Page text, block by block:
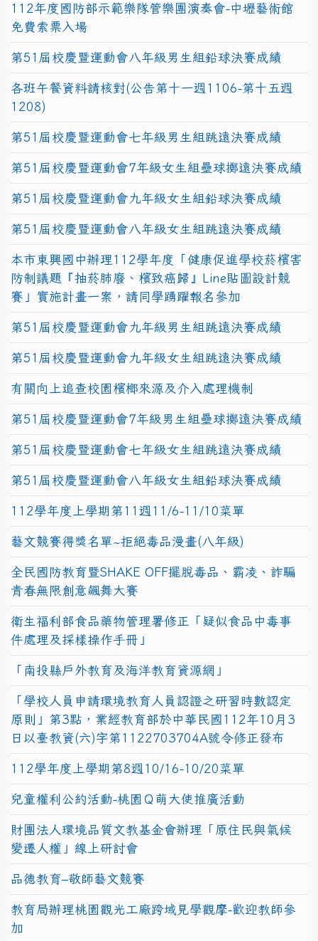
112年度國防部示範樂隊管樂團演奏會-中壢藝術館
免費索票入場
第51屆校慶暨運動會八年級男生組鉛球決賽成績
各班午餐資料請核對(公告第十一週1106-第十五週
1208)
第51屆校慶暨運動會七年級男生組跳遠決賽成績
第51屆校慶暨運動會7年級女生組壘球擲遠決賽成績
第51屆校慶暨運動會九年級女生組鉛球決賽成績
第51屆校慶暨運動會八年級女生組跳遠決賽成績
本市東興國中辦理112學年度「健康促進學校菸檳害
防制議題『抽菸肺廢、檳致癌歸』Line貼圖設計競
賽」實施計畫一案，請同學踴躍報名參加
第51屆校慶暨運動會九年級男生組跳遠決賽成績
第51屆校慶暨運動會九年級女生組跳遠決賽成績
有關向上追查校園檳榔來源及介入處理機制
第51屆校慶暨運動會7年級男生組壘球擲遠決賽成績
第51屆校慶暨運動會七年級女生組跳遠決賽成績
第51屆校慶暨運動會八年級女生組鉛球決賽成績
112學年度上學期第11週11/6-11/10菜單
藝文競賽得獎名單~拒絕毒品漫畫(八年級)
全民國防教育暨SHAKE OFF擺脫毒品、霸凌、詐騙
青春無限創意飆舞大賽
衛生福利部食品藥物管理署修正「疑似食品中毒事
件處理及採樣操作手冊」
「南投縣戶外教育及海洋教育資源網」
「學校人員申請環境教育人員認證之研習時數認定
原則」第3點，業經教育部於中華民國112年10月3
日以臺教資(六)字第1122703704A號令修正發布
112學年度上學期第8週10/16-10/20菜單
兒童權利公約活動-桃園Ｑ萌大使推廣活動
財團法人環境品質文教基金會辦理「原住民與氣候
變遷人權」線上研討會
品德教育–敬師藝文競賽
教育局辦理桃園觀光工廠跨域見學觀摩-歡迎教師參
加